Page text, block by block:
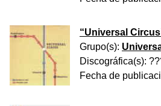
“Universal Circus
Grupo(s):
Discográfica(s):
Fecha de